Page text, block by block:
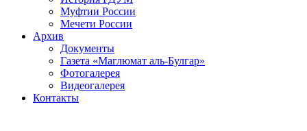
Муфтии России
Мечети России
Архив
Документы
Газета «Маглюмат аль-Булгар»
Фотогалерея
Видеогалерея
Контакты